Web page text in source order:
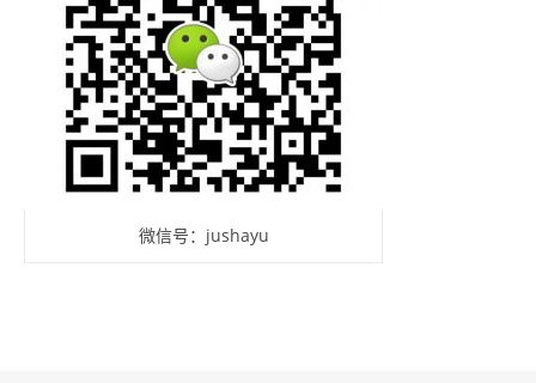
微信号：jushayu